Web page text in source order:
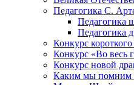
Педагогика С.
Педагогика
Педагогика
Конкурс короткого
Конкурс «Во весь
Конкурс новой
Каким мы помним